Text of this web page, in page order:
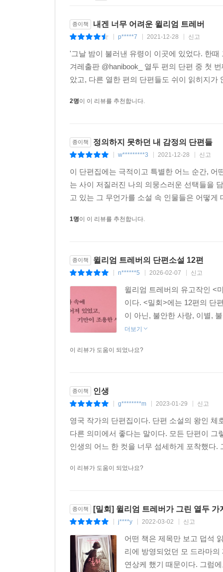
때로는 혼란스럽고 앞이 보이지 않는 삶이지만,
담은 채, 그 또한도 괜찮다며 조금쯤 삶을 긍정하
조이스, 체호프, 업다이크보다 뛰어난 이야기의 장
그는 절대 실패하지 않는다. 트레버는 미묘한 문
윌리엄 트레버라는 기적을 어떻게 설명해야 할
경이감을 잃지 않는다. _〈아이리시 타임스〉
트레버는 극히 작고 고통스러운 뉘앙스를 기록
독창적이고 암시적이다. _〈스펙테이터〉
아름답고 비범하다. _〈스코츠맨〉
개성적이고 절묘하다. 과거에 얽매인 삶과 현실
섬세함과 정확한 관찰, 심리적·감정적 진실을 담
종이책 내겐 너무 어려운 윌리엄 트레버
p*****7 2021-12-28 신고
'그날 밤이 불러낸 유령이 이곳에 있었다. 한
겨레출판 @hanibook_ 열두 편의 단편 중 첫
았고, 다른 열한 편의 단편들도 쉬이 읽히지
2명이 이 리뷰를 추천합니다.
종이책 정의하지 못하던 내 감정의 단편들
w*********3 2021-12-28 신고
이 단편집에는 극적이고 특별한 어느 순간,
는 사이 저질러진 나의 의뭉스러운 선택들을
고 있는 그 무언가를 소설 속 인물들은 어떻
1명이 이 리뷰를 추천합니다.
종이책 윌리엄 트레버의 단편소설 12편
n******5 2026-02-07 신고
윌리엄 트레버의 유고작인 <
이다. <밀회>에는 12편의 단
이 아닌, 불안한 사랑, 이별,
더보기
이 리뷰가 도움이 되었나요?
종이책 인생
g********m 2023-01-29 신고
영국 작가의 단편집이다. 단편 소설의 왕인
다른 의미에서 좋다는 말이다. 모든 단편이
인생의 어느 한 컷을 너무 섬세하게 포착했다
이 리뷰가 도움이 되었나요?
종이책 [밀회] 윌리엄 트레버가 그린 열두 가
j****y 2022-03-02 신고
어떤 책은 제목만 보고 덥석
리에 방영되었던 모 드라마
연상케 했기 때문이다. 그럼